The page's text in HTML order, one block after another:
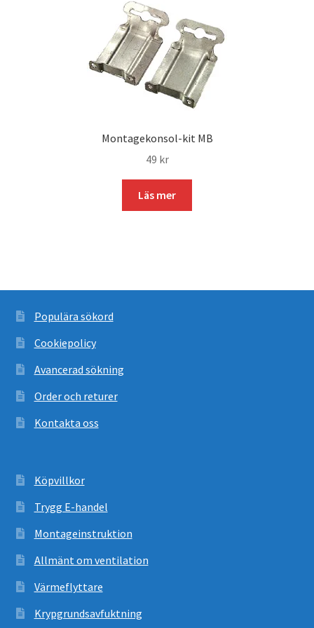
Montagekonsol-kit MB
49 kr
Läs mer
Populära sökord
Cookiepolicy
Avancerad sökning
Order och returer
Kontakta oss
Köpvillkor
Trygg E-handel
Montageinstruktion
Allmänt om ventilation
Värmeflyttare
Krypgrundsavfuktning